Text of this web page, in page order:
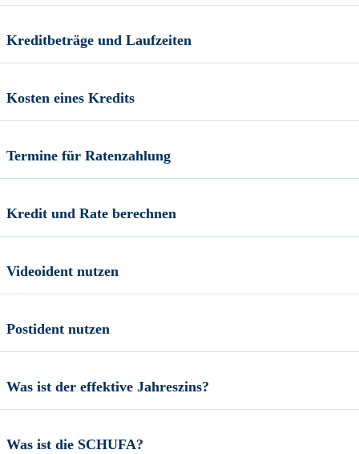
Kreditbeträge und Laufzeiten
Kosten eines Kredits
Termine für Ratenzahlung
Kredit und Rate berechnen
Videoident nutzen
Postident nutzen
Was ist der effektive Jahreszins?
Was ist die SCHUFA?